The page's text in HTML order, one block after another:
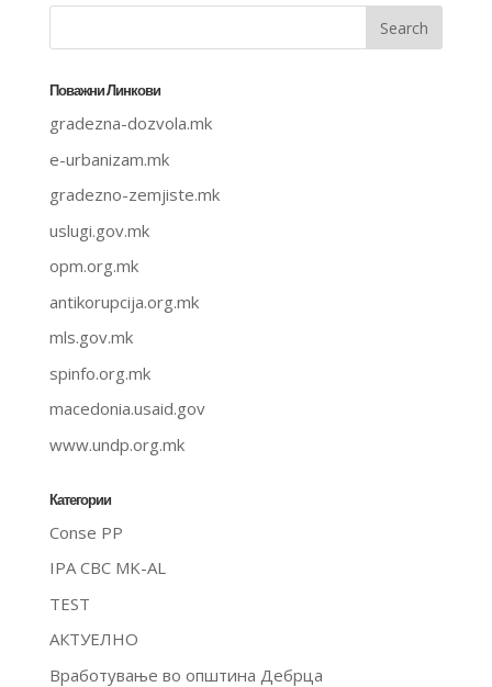
Поважни Линкови
gradezna-dozvola.mk
e-urbanizam.mk
gradezno-zemjiste.mk
uslugi.gov.mk
opm.org.mk
antikorupcija.org.mk
mls.gov.mk
spinfo.org.mk
macedonia.usaid.gov
www.undp.org.mk
Категории
Conse PP
IPA CBC MK-AL
TEST
АКТУЕЛНО
Вработување во општина Дебрца